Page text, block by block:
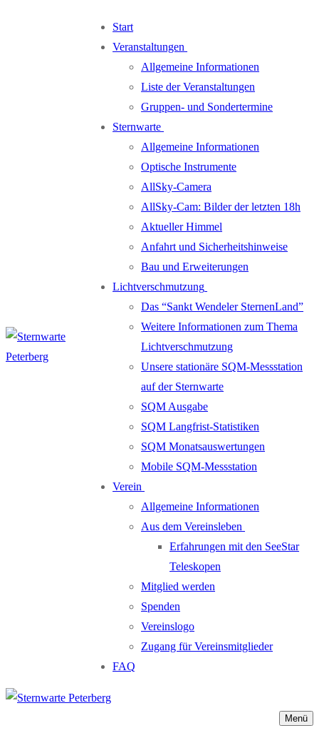
Start
Veranstaltungen
Allgemeine Informationen
Liste der Veranstaltungen
Gruppen- und Sondertermine
Sternwarte
Allgemeine Informationen
Optische Instrumente
AllSky-Camera
AllSky-Cam: Bilder der letzten 18h
Aktueller Himmel
Anfahrt und Sicherheitshinweise
Bau und Erweiterungen
Lichtverschmutzung
Das “Sankt Wendeler SternenLand”
Weitere Informationen zum Thema
Lichtverschmutzung
Unsere stationäre SQM-Messstation
auf der Sternwarte
SQM Ausgabe
SQM Langfrist-Statistiken
SQM Monatsauswertungen
Mobile SQM-Messstation
Verein
Allgemeine Informationen
Aus dem Vereinsleben
Erfahrungen mit den SeeStar
Teleskopen
Mitglied werden
Spenden
Vereinslogo
Zugang für Vereinsmitglieder
FAQ
Menü